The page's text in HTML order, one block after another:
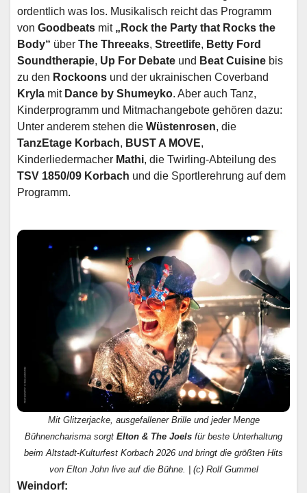
ordentlich was los. Musikalisch reicht das Programm
von Goodbeats mit „Rock the Party that Rocks the
Body“ über The Threeaks, Streetlife, Betty Ford
Soundtherapie, Up For Debate und Beat Cuisine bis
zu den Rockoons und der ukrainischen Coverband
Kryla mit Dance by Shumeyko. Aber auch Tanz,
Kinderprogramm und Mitmachangebote gehören dazu:
Unter anderem stehen die Wüstenrosen, die
TanzEtage Korbach, BUST A MOVE,
Kinderliedermacher Mathi, die Twirling-Abteilung des
TSV 1850/09 Korbach und die Sportlerehrung auf dem
Programm.
Mit Glitzerjacke, ausgefallener Brille und jeder Menge
Bühnencharisma sorgt Elton & The Joels für beste Unterhaltung
beim Altstadt-Kulturfest Korbach 2026 und bringt die größten Hits
von Elton John live auf die Bühne. | (c) Rolf Gummel
Weindorf: